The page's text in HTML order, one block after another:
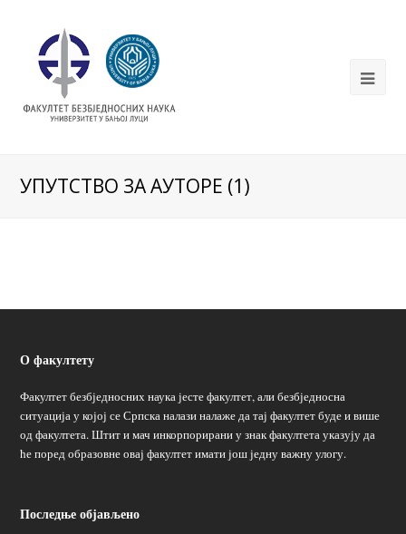
УПУТСТВО ЗА АУТОРЕ (1)
О факултету
Факултет безбједносних наука јесте факултет, али безбједносна
ситуација у којој се Српска налази налаже да тај факултет буде и више
од факултета. Штит и мач инкорпорирани у знак факултета указују да
ће поред образовне овај факултет имати још једну важну улогу.
Последње објављено